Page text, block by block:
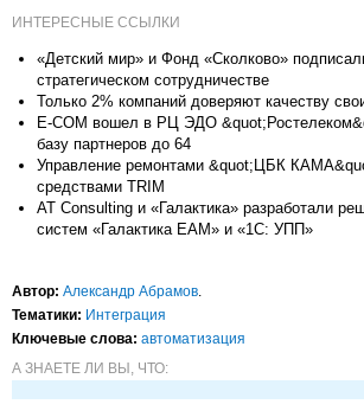
ИНТЕРЕСНЫЕ ССЫЛКИ
«Детский мир» и Фонд «Сколково»
стратегическом сотрудничестве
Только 2% компаний доверяют качеству
E-COM вошел в РЦ ЭДО
базу партнеров до 64
Управление ремонтами &quot;ЦБК
средствами TRIM
AT Consulting и «Галактика» разработали
систем «Галактика EAM» и «1C: УПП»
Автор: Александр Абрамов.
Тематики: Интеграция
Ключевые слова: автоматизация
А ЗНАЕТЕ ЛИ ВЫ, ЧТО: